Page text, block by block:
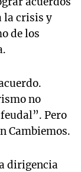
la crisis y
de los
no
Pero
Cambiemos.
dirigencia